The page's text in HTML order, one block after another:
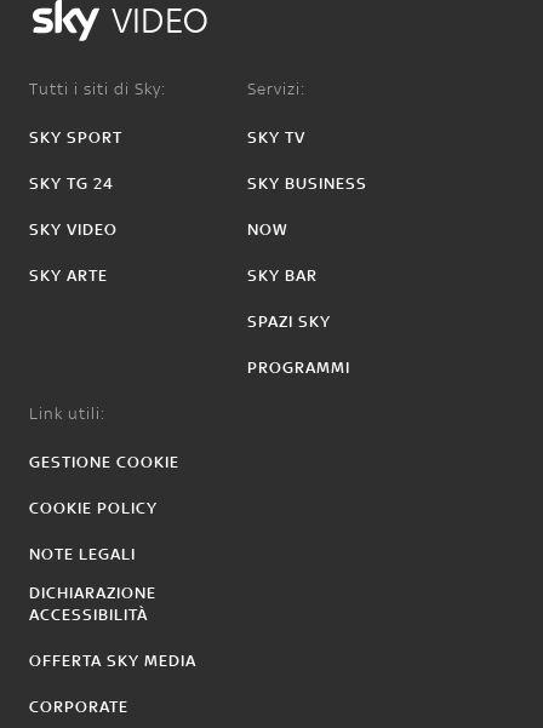
VIDEO
Tutti i siti di Sky:
SKY SPORT
SKY TG 24
SKY VIDEO
SKY ARTE
Servizi:
SKY TV
SKY BUSINESS
NOW
SKY BAR
SPAZI SKY
PROGRAMMI
Link utili:
GESTIONE COOKIE
COOKIE POLICY
NOTE LEGALI
DICHIARAZIONE
ACCESSIBILITÀ
OFFERTA SKY MEDIA
CORPORATE